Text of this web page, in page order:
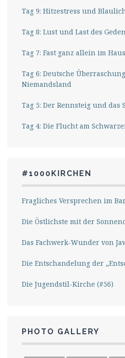
Tag 9: Hitzestress und
Tag 8: Lust und Last des
Tag 7: Fast ganz allein im
Tag 6: Deutsche
Niemandsland
Tag 5: Der Rennsteig und das
Tag 4: Die Flucht am
#1000KIRCHEN
Fragliches Versprechen im
Die Östlichste mit der
Das Fachwerk-Wunder von
Die Entschandelung der
Die Jugendstil-Kirche (#56)
PHOTO GALLERY